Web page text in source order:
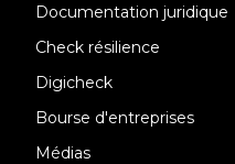
Documentation juridique
Check résilience
Digicheck
Bourse d'entreprises
Médias